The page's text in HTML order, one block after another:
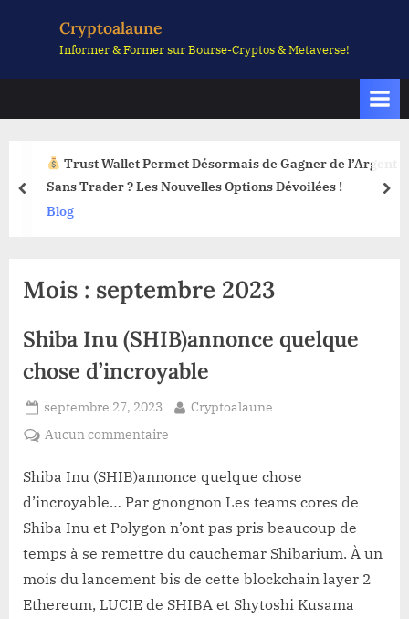
Cryptoalaune
Informer & Former sur Bourse-Cryptos & Metaverse!
Trust Wallet Permet Désormais de Gagner de l’Argent
Sans Trader ? Les Nouvelles Options Dévoilées !
Blog
prev
Mois : septembre 2023
Shiba Inu (SHIB)annonce quelque
chose d’incroyable
Posted
on
septembre 27, 2023 By
Cryptoalaune
Aucun commentaire
Inu
(SHIB)annonce
chose
d’incroyable
Shiba Inu (SHIB)annonce quelque chose
d’incroyable… Par gnongnon Les teams cores de
Shiba Inu et Polygon n’ont pas pris beaucoup de
temps à se remettre du cauchemar Shibarium. À un
mois du lancement bis de cette blockchain layer 2
Ethereum, LUCIE de SHIBA et Shytoshi Kusama